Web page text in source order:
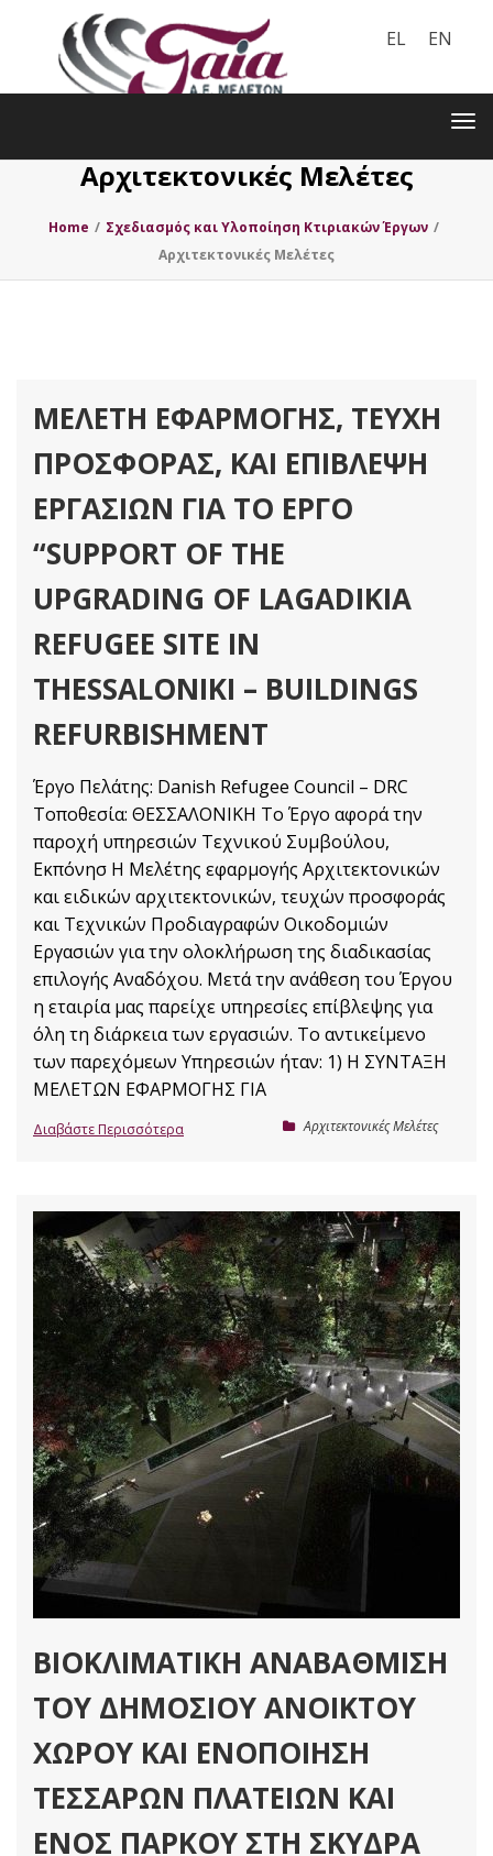
EL EN
Αρχιτεκτονικές Μελέτες
Home / Σχεδιασμός και Υλοποίηση Κτιριακών Έργων /
Αρχιτεκτονικές Μελέτες
ΜΕΛΕΤΗ ΕΦΑΡΜΟΓΗΣ, ΤΕΥΧΗ
ΠΡΟΣΦΟΡΑΣ, ΚΑΙ ΕΠΙΒΛΕΨΗ
ΕΡΓΑΣΙΩΝ ΓΙΑ ΤΟ ΕΡΓΟ
“SUPPORT OF THE
UPGRADING OF LAGADIKIA
REFUGEE SITE IN
THESSALONIKI – BUILDINGS
REFURBISHMENT
Έργο Πελάτης: Danish Refugee Council – DRC
Τοποθεσία: ΘΕΣΣΑΛΟΝΙΚΗ Το Έργο αφορά την
παροχή υπηρεσιών Τεχνικού Συμβούλου,
Εκπόνησ Η Mελέτης εφαρμογής Αρχιτεκτονικών
και ειδικών αρχιτεκτονικών, τευχών προσφοράς
και Τεχνικών Προδιαγραφών Οικοδομιών
Εργασιών για την ολοκλήρωση της διαδικασίας
επιλογής Αναδόχου. Μετά την ανάθεση του Έργου
η εταιρία μας παρείχε υπηρεσίες επίβλεψης για
όλη τη διάρκεια των εργασιών. Το αντικείμενο
των παρεχόμεων Υπηρεσιών ήταν: 1) Η ΣΥΝΤΑΞΗ
ΜΕΛΕΤΩΝ ΕΦΑΡΜΟΓΗΣ ΓΙΑ
Αρχιτεκτονικές Μελέτες
Διαβάστε Περισσότερα
ΒΙΟΚΛΙΜΑΤΙΚΗ ΑΝΑΒΑΘΜΙΣΗ
ΤΟΥ ΔΗΜΟΣΙΟΥ ΑΝΟΙΚΤΟΥ
ΧΩΡΟΥ ΚΑΙ ΕΝΟΠΟΙΗΣΗ
ΤΕΣΣΑΡΩΝ ΠΛΑΤΕΙΩΝ ΚΑΙ
ΕΝΟΣ ΠΑΡΚΟΥ ΣΤΗ ΣΚΥΔΡΑ